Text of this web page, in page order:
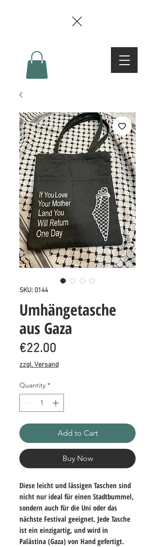
SKU: 0144
Umhängetasche
aus Gaza
€22.00
zzgl. Versand
Quantity *
Add to Cart
Buy Now
Diese leicht und lässigen Taschen sind
nicht nur ideal für einen Stadtbummel,
sondern auch für die Uni oder das
nächste Festival geeignet. Jede Tasche
ist ein einzigartig, und wird in
Palästina (Gaza) von Hand gefertigt.